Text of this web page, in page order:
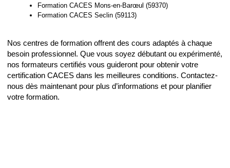
Formation CACES Mons-en-Barœul (59370)
Formation CACES Seclin (59113)
Nos centres de formation offrent des cours adaptés à chaque
besoin professionnel. Que vous soyez débutant ou expérimenté,
nos formateurs certifiés vous guideront pour obtenir votre
certification CACES dans les meilleures conditions. Contactez-
nous dès maintenant pour plus d’informations et pour planifier
votre formation.